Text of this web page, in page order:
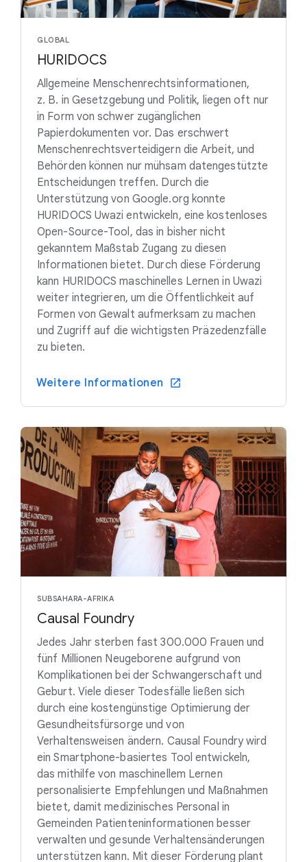
GLOBAL
HURIDOCS
Allgemeine Menschenrechtsinformationen,
z. B. in Gesetzgebung und Politik, liegen oft nur
in Form von schwer zugänglichen
Papierdokumenten vor. Das erschwert
Menschenrechtsverteidigern die Arbeit, und
Behörden können nur mühsam datengestützte
Entscheidungen treffen. Durch die
Unterstützung von Google.org konnte
HURIDOCS Uwazi entwickeln, eine kostenloses
Open-Source-Tool, das in bisher nicht
gekanntem Maßstab Zugang zu diesen
Informationen bietet. Durch diese Förderung
kann HURIDOCS maschinelles Lernen in Uwazi
weiter integrieren, um die Öffentlichkeit auf
Formen von Gewalt aufmerksam zu machen
und Zugriff auf die wichtigsten Präzedenzfälle
zu bieten.
Weitere Informationen
SUBSAHARA-AFRIKA
Causal Foundry
Jedes Jahr sterben fast 300.000 Frauen und
fünf Millionen Neugeborene aufgrund von
Komplikationen bei der Schwangerschaft und
Geburt. Viele dieser Todesfälle ließen sich
durch eine kostengünstige Optimierung der
Gesundheitsfürsorge und von
Verhaltensweisen ändern. Causal Foundry wird
ein Smartphone-basiertes Tool entwickeln,
das mithilfe von maschinellem Lernen
personalisierte Empfehlungen und Maßnahmen
bietet, damit medizinisches Personal in
Gemeinden Patienteninformationen besser
verwalten und gesunde Verhaltensänderungen
unterstützen kann. Mit dieser Förderung plant